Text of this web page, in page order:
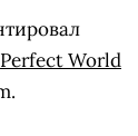
Perfect World